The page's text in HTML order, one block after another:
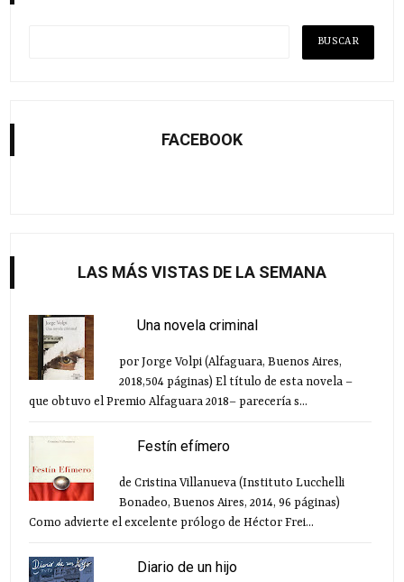
FACEBOOK
LAS MÁS VISTAS DE LA SEMANA
Una novela criminal
por Jorge Volpi (Alfaguara, Buenos Aires,
2018,504 páginas) El título de esta novela –
que obtuvo el Premio Alfaguara 2018– parecería s...
Festín efímero
de Cristina Villanueva (Instituto Lucchelli
Bonadeo, Buenos Aires, 2014, 96 páginas)
Como advierte el excelente prólogo de Héctor Frei...
Diario de un hijo